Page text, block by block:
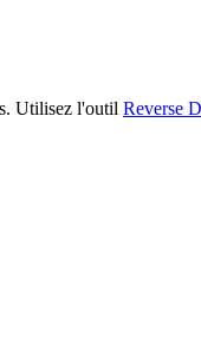
Utilisez l'outil Reverse